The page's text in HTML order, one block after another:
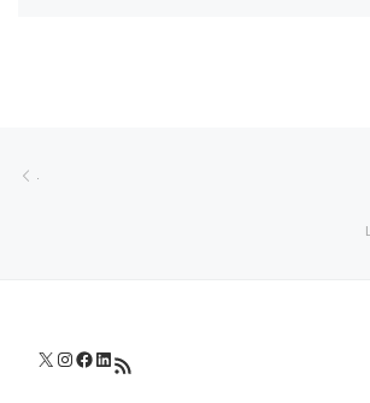
X Instagram
Facebook
LinkedIn
RSS akışı